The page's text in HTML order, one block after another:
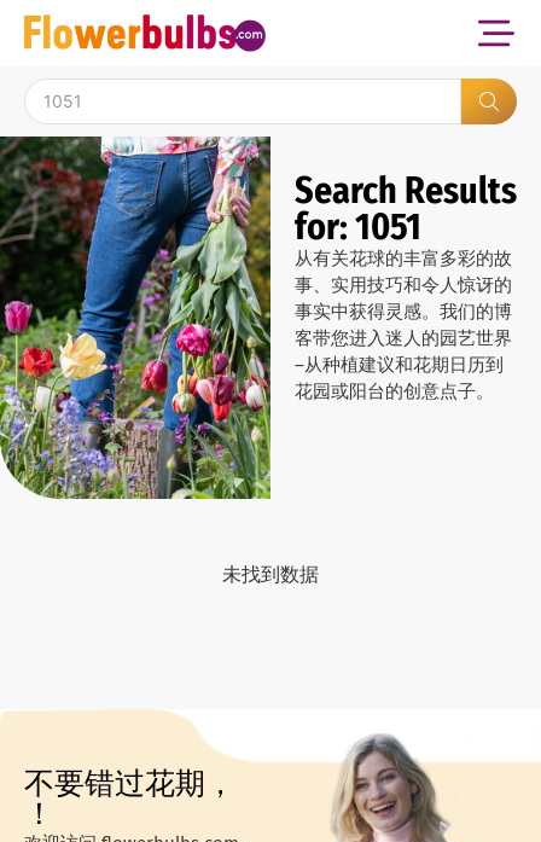
Search Results
for: 1051
从有关花球的丰富多彩的故
事、实用技巧和令人惊讶的
事实中获得灵感。我们的博
客带您进入迷人的园艺世界
–从种植建议和花期日历到
花园或阳台的创意点子。
未找到数据
不要错过花期，
！